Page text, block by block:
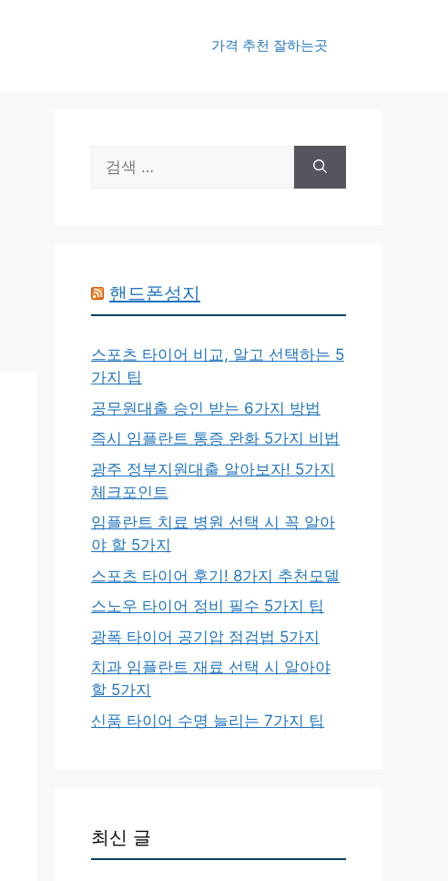
가격 추천 잘하는곳
색:
핸드폰성지
스포츠 타이어 비교, 알고 선택하는 5
가지 팁
공무원대출 승인 받는 6가지 방법
즉시 임플란트 통증 완화 5가지 비법
광주 정부지원대출 알아보자! 5가지
체크포인트
임플란트 치료 병원 선택 시 꼭 알아
야 할 5가지
스포츠 타이어 후기! 8가지 추천모델
스노우 타이어 정비 필수 5가지 팁
광폭 타이어 공기압 점검법 5가지
치과 임플란트 재료 선택 시 알아야
할 5가지
신품 타이어 수명 늘리는 7가지 팁
최신 글